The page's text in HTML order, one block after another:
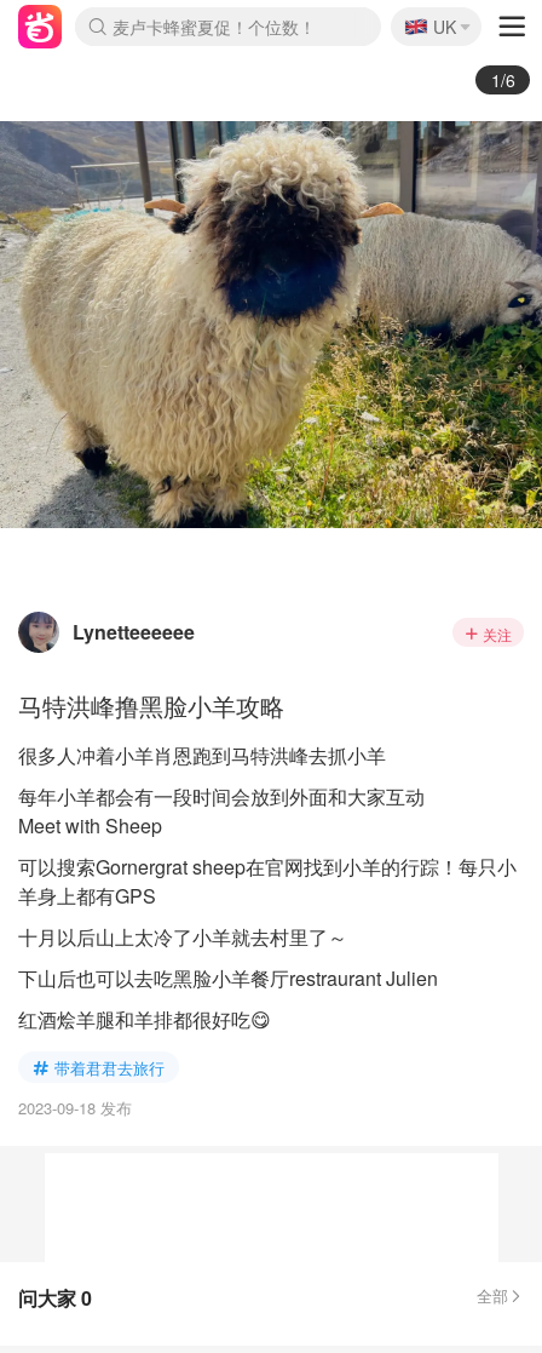
Prada/Miu 4.8折！
🇬🇧
UK
2/6
Lynetteeeeee 关注
马特洪峰撸黑脸小羊攻略
很多人冲着小羊肖恩跑到马特洪峰去抓小羊
每年小羊都会有一段时间会放到外面和大家互动
Meet with Sheep
可以搜索Gornergrat sheep在官网找到小羊的行踪！每只小
羊身上都有GPS
十月以后山上太冷了小羊就去村里了～
下山后也可以去吃黑脸小羊餐厅restraurant Julien
红酒烩羊腿和羊排都很好吃😋
带着君君去旅行
2023-09-18 发布
问大家0 全部